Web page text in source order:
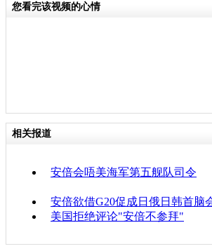
您看完该视频的心情
相关报道
安倍会唔美海军第五舰队司令
安倍欲借G20促成日俄日韩首脑
美国拒绝评论"安倍不参拜"